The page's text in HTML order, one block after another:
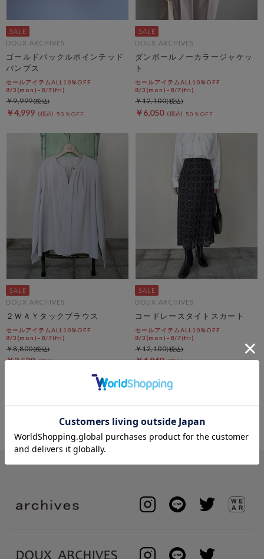
DOUX ARCHIVES
ゴールドバックルポインテッド
パンプス
セールアイテムALL10%OFF
8/3(mon)~8/7(fri)
￥4,999 50％OFF
￥9,999
DOUX ARCHIVES
ダンボールノーカラージャケッ
ト
セールアイテムALL10%OFF
8/3(mon)~8/7(fri)
￥6,050 50％OFF
￥12,100
DOUX ARCHIVES
２ＷＡＹタックブラウス
セールアイテムALL10%OFF
8/3(mon)~8/7(fri)
￥3,520 60％OFF
￥8,800
DOUX ARCHIVES
コードレースタイトスカート
セールアイテムALL10%OFF
8/3(mon)~8/7(fri)
￥4,840 60％OFF
￥12,100